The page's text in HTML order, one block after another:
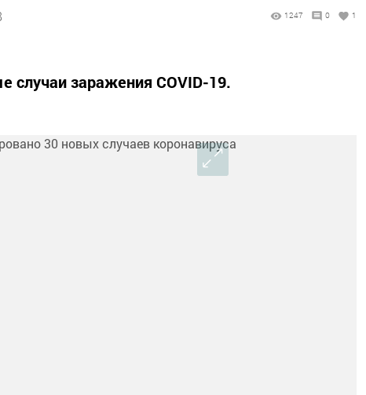
1247 0 1
случаи заражения COVID-19.